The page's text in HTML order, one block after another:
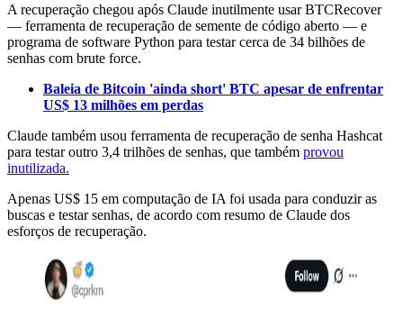
A recuperação chegou após Claude inutilmente usar BTCRecover
— ferramenta de recuperação de semente de código aberto — e
programa de software Python para testar cerca de 34 bilhões de
senhas com brute force.
Baleia de Bitcoin 'ainda short' BTC apesar de enfrentar
US$ 13 milhões em perdas
Claude também usou ferramenta de recuperação de senha Hashcat
para testar outro 3,4 trilhões de senhas, que também provou
inutilizada.
Apenas US$ 15 em computação de IA foi usada para conduzir as
buscas e testar senhas, de acordo com resumo de Claude dos
esforços de recuperação.